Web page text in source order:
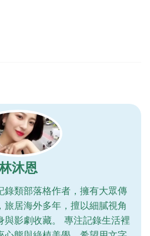
沐恩
錄類部落格作者，擁有大眾傳
居海外多年，擅以細膩視角
與影劇收藏。 專注記錄生活裡